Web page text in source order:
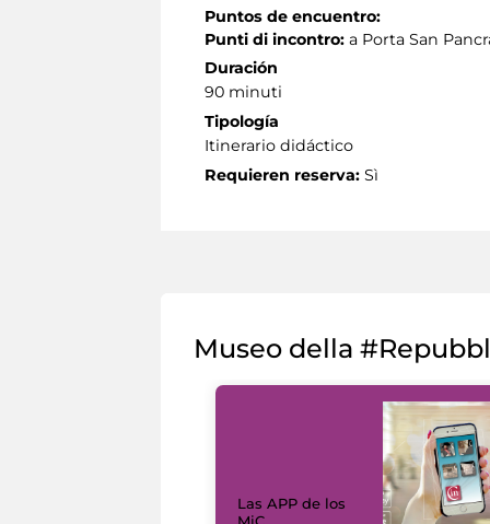
Puntos de encuentro:
Punti di incontro: a Porta San
Duración
90 minuti
Tipología
Itinerario didáctico
Requieren reserva: Sì
Museo della
Las APP de los